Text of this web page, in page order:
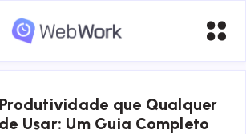
que Qualquer
Usar: Um Guia Completo